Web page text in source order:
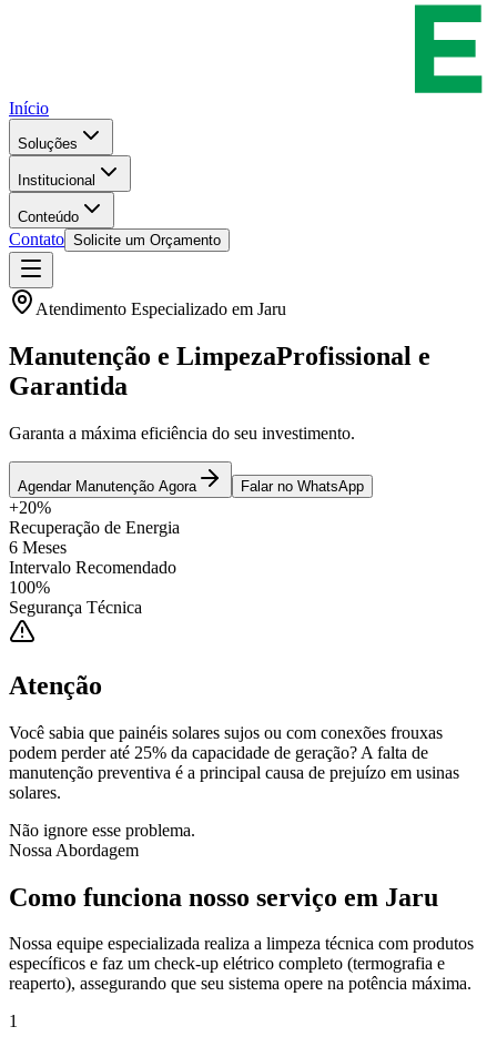
Início
Soluções
Institucional
Conteúdo
Contato Solicite um Orçamento
Atendimento Especializado em Jaru
Manutenção e LimpezaProfissional e
Garantida
Garanta a máxima eficiência do seu investimento.
Agendar Manutenção Agora Falar no WhatsApp
+20%
Recuperação de Energia
6 Meses
Intervalo Recomendado
100%
Segurança Técnica
Atenção
Você sabia que painéis solares sujos ou com conexões frouxas
podem perder até 25% da capacidade de geração? A falta de
manutenção preventiva é a principal causa de prejuízo em usinas
solares.
Não ignore esse problema.
Nossa Abordagem
Como funciona nosso serviço em Jaru
Nossa equipe especializada realiza a limpeza técnica com produtos
específicos e faz um check-up elétrico completo (termografia e
reaperto), assegurando que seu sistema opere na potência máxima.
1